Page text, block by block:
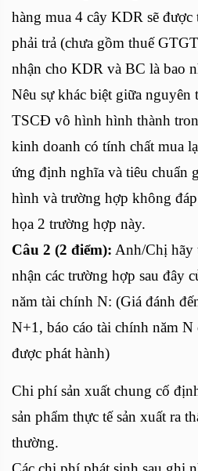
hàng mua 4 cây KDR sẽ
phải trả (chưa gồm thuế
nhận cho KDR và BC là bao
Nêu sự khác biệt giữa nguyên
TSCĐ vô hình hình thành
kinh doanh có tính chất mua
ứng định nghĩa và tiêu chuẩn
hình và trường hợp không
họa 2 trường hợp này.
Câu 2 (2 điểm): Anh/Chị hãy
nhận các trường hợp sau đây
năm tài chính N: (Giá đánh
N+1, báo cáo tài chính năm N
được phát hành)
Chi phí sản xuất chung cố
sản phẩm thực tế sản xuất ra
thường.